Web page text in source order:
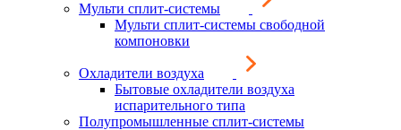
Мульти сплит-системы
Мульти сплит-системы свободной
компоновки
Охладители воздуха
Бытовые охладители воздуха
испарительного типа
Полупромышленные сплит-системы